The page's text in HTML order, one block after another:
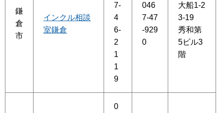
鎌
倉
市
インクル相談
室鎌倉
7-
4
6-
2
1
1
9
046
7-47
-929
0
大船1-2
3-19
秀和第
5ビル3
階
0